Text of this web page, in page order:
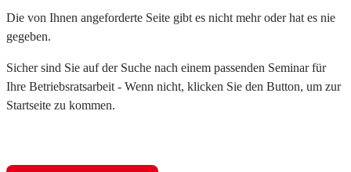
Die von Ihnen angeforderte Seite gibt es nicht mehr oder hat es nie
gegeben.
Sicher sind Sie auf der Suche nach einem passenden Seminar für
Ihre Betriebsratsarbeit - Wenn nicht, klicken Sie den Button, um zur
Startseite zu kommen.